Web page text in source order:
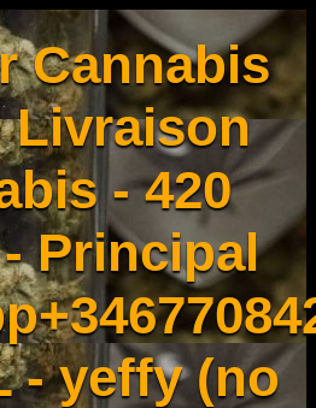
Cannabis
Livraison
- 420
Principal
- yeffy (no